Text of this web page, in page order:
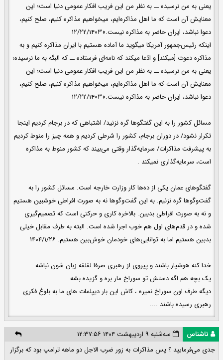
یعنی به من نرسیده ــ به نظر من این فریب افکار عمومی دنیا است؛ این
معنایش آن است که ما اهل مذاکره‌ایم، میخواهیم مذاکره کنیم، صلح کنیم،
دعوا نباشد، ایران حاضر به مذاکره نیست.»۱۲/۲۲/۱۴۰۳
اینکه رئیس‌جمهور آمریکا میگوید ما آماده هستیم با ایران مذاکره کنیم و به
مذاکره دعوت [میکند] و ادّعا میکند که نامه‌ای فرستاده ــ که البتّه به ما نرسیده؛
یعنی به من نرسیده ــ به نظر من این فریب افکار عمومی دنیا است؛ این
معنایش آن است که ما اهل مذاکره‌ایم، میخواهیم مذاکره کنیم، صلح کنیم،
دعوا نباشد، ایران حاضر به مذاکره نیست.»۱۲/۲۲/۱۴۰۳
مسائل کشور را به این گفتگوها گره نزنید/ اشتباهی که در برجام کردیم اینجا
تکرار نشود/ در دوران برجام، کشور را شرطی کردیم و همه چیز را منوط کردیم
به پیشرفت مذاکرات/ سرمایه‌گذار وقتی می‌بیند که کشور منوط به مذاکره
است، سرمایه‌گذاری نمیکند .
گفتگوهای عمان یکی از ده‌ها کار وزارت خارجه است. مسائل کشور را به
گفت‌وگوها گره نزنیم. به این گفت‌وگوها نه به صورت افراطی خوشبین هستیم
و نه به صورت افراطی بدبین. بالاخره کاری و حرکتی است که تصمیم‌گیری
شده و در قدم‌های اول هم خوب اجرا شده است. البته به طرف مقابل خیلی
بدبین هستیم اما به توانایی‌های خودمان خوش‌بین هستیم. ۱۴۰۴/۱/۲۶
خدا کنه هوشیار باشند و پیروی از رهبری صرفا لقلقه زبان شون نباشه
یک بچه هم اگه دستش تو سوراخ مار بره و گزیده بشه
دیگه طرف اون سوراخ نمیره ، کاش این بار دیپلمات های ما به بلوغ فکری
رهبری رسیده باشند ....
ناشناس
سه‌شنبه ۹ اردیبهشت ۱۴۰۴ ۱۲:۳۷:۵۶
جدی می‌فرمایید ؟ پس مذاکرات به زور ضرب الاجل دو ماهه ترامپ بود که برگزار